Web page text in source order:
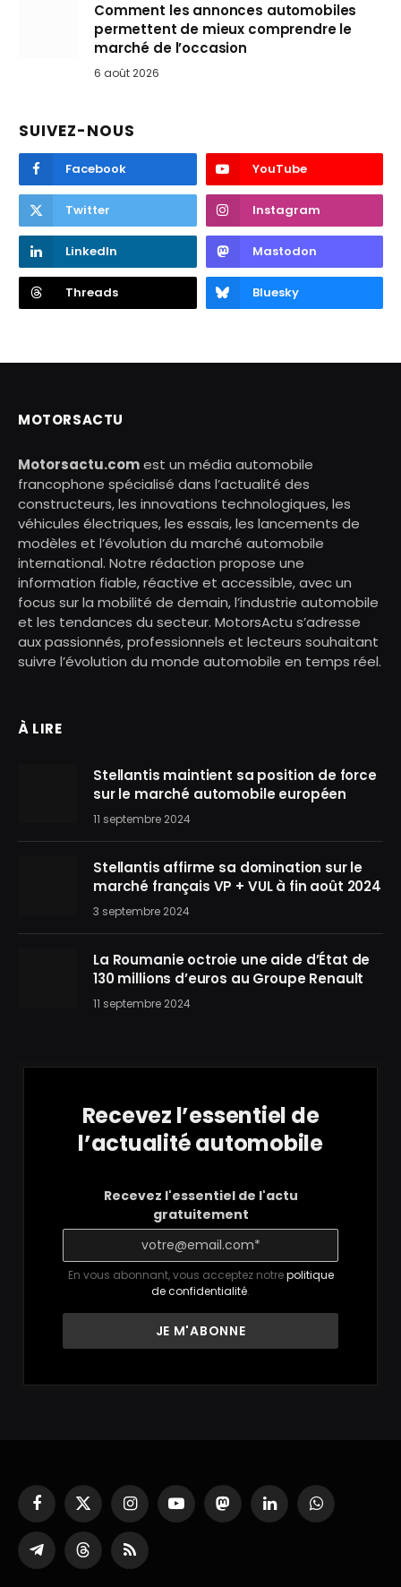
Comment les annonces automobiles
permettent de mieux comprendre le
marché de l’occasion
6 août 2026
SUIVEZ-NOUS
Facebook YouTube
Twitter Instagram
LinkedIn Mastodon
Threads Bluesky
MOTORSACTU
Motorsactu.comest un média automobile
francophone spécialisé dans l’actualité des
constructeurs, les innovations technologiques, les
véhicules électriques, les essais, les lancements de
modèles et l’évolution du marché automobile
international. Notre rédaction propose une
information fiable, réactive et accessible, avec un
focus sur la mobilité de demain, l’industrie automobile
et les tendances du secteur. MotorsActu s’adresse
aux passionnés, professionnels et lecteurs souhaitant
suivre l’évolution du monde automobile en temps réel.
À LIRE
Stellantis maintient sa position de force
sur le marché automobile européen
11 septembre 2024
Stellantis affirme sa domination sur le
marché français VP + VUL à fin août 2024
3 septembre 2024
La Roumanie octroie une aide d’État de
130 millions d’euros au Groupe Renault
11 septembre 2024
Recevez l’essentiel de
l’actualité automobile
Recevez l'essentiel de l'actu
gratuitement
En vous abonnant, vous acceptez notrepolitique
de confidentialité.
Facebook
X
(Twitter)
InstagramYouTubeMastodonLinkedInWhatsApp
Partager
sur
ThreadsRSS